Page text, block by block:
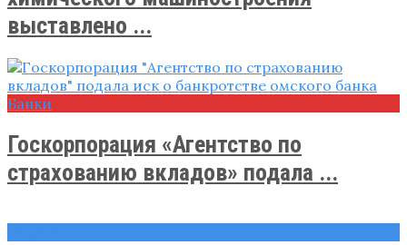
выставлено ...
Банки
Госкорпорация «Агентство по
страхованию вкладов» подала ...